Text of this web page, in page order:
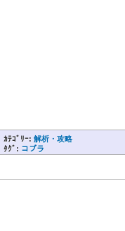
ｶﾃｺﾞﾘｰ: 解析・攻略
ﾀｸﾞ: コブラ